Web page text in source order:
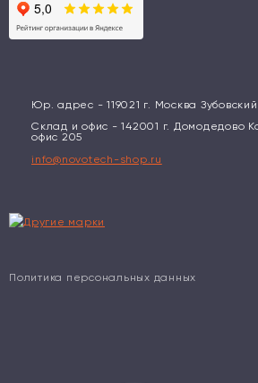
Юр. адрес - 119021 г. Москва Зубовский
Склад и офис - 142001 г. Домодедово
офис 205
info@novotech-shop.ru
Политика персональных данных